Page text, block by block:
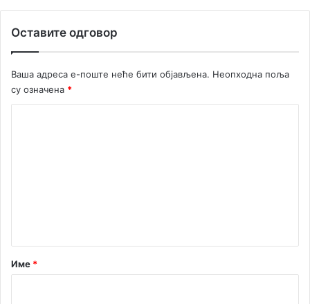
Оставите одговор
Ваша адреса е-поште неће бити објављена. Неопходна поља
су означена *
р
Име *